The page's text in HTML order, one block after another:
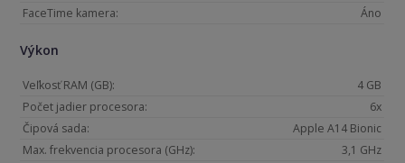
FaceTime kamera:
Áno
Výkon
Veľkosť RAM (GB):
4 GB
Počet jadier procesora:
6x
Čipová sada:
Apple A14 Bionic
Max. frekvencia procesora (GHz):
3,1 GHz